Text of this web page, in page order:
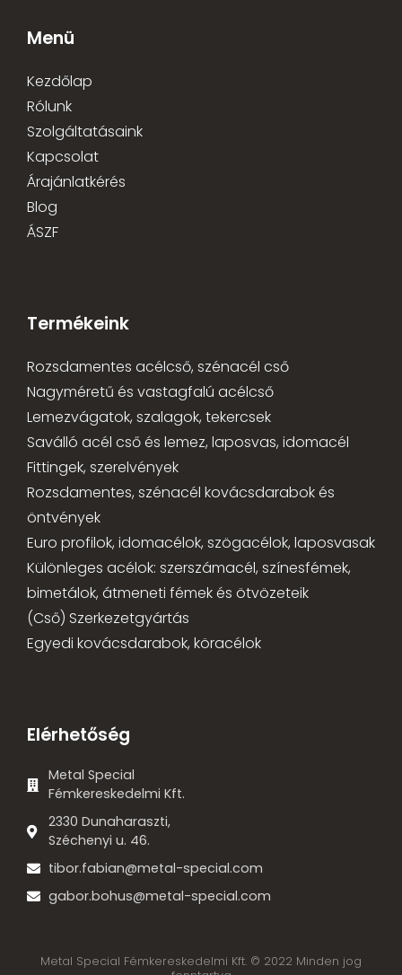
Menü
Kezdőlap
Rólunk
Szolgáltatásaink
Kapcsolat
Árajánlatkérés
Blog
ÁSZF
Termékeink
Rozsdamentes acélcső, szénacél cső
Nagyméretű és vastagfalú acélcső
Lemezvágatok, szalagok, tekercsek
Saválló acél cső és lemez, laposvas, idomacél
Fittingek, szerelvények
Rozsdamentes, szénacél kovácsdarabok és
öntvények
Euro profilok, idomacélok, szögacélok, laposvasak
Különleges acélok: szerszámacél, színesfémek,
bimetálok, átmeneti fémek és ötvözeteik
(Cső) Szerkezetgyártás
Egyedi kovácsdarabok, köracélok
Elérhetőség
Metal Special
Fémkereskedelmi Kft.
2330 Dunaharaszti,
Széchenyi u. 46.
tibor.fabian@metal-special.com
gabor.bohus@metal-special.com
Metal Special Fémkereskedelmi Kft. © 2022 Minden jog